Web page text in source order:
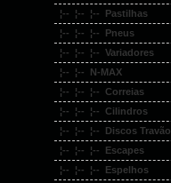
¦-- ¦-- ¦-- Pastilhas
¦-- ¦-- ¦-- Pneus
¦-- ¦-- ¦-- Variadores
¦-- ¦-- N-MAX
¦-- ¦-- ¦-- Correias
¦-- ¦-- ¦-- Cilindros
¦-- ¦-- ¦-- Discos Travão
¦-- ¦-- ¦-- Escapes
¦-- ¦-- ¦-- Espelhos